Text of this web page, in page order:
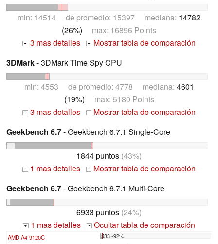
min: 14514 de promedio: 15397 mediana: 14782
(26%) max: 16896 Points
+ 3 mas detalles +
Mostrar tabla de comparación
3DMark- 3DMark Time Spy CPU
min: 4553 de promedio: 4778 mediana: 4601
(19%) max: 5180 Points
+ 3 mas detalles +
Mostrar tabla de comparación
Geekbench 6.7- Geekbench 6.7.1 Single-Core
1844 puntos (43%)
+ 1 mas detalles +
Mostrar tabla de comparación
Geekbench 6.7- Geekbench 6.7.1 Multi-Core
6933 puntos (24%)
+ 1 mas detalles - Ocultar tabla de comparación
AMD A4-9120C 533 -92%